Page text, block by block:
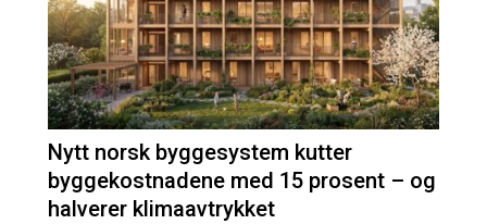
Nytt norsk byggesystem kutter
byggekostnadene med 15 prosent – og
halverer klimaavtrykket